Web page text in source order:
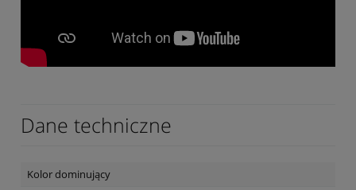
Dane techniczne
Kolor dominujący